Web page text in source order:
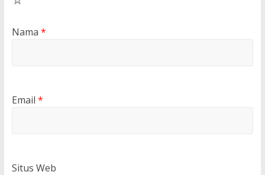
Nama *
Email *
Situs Web